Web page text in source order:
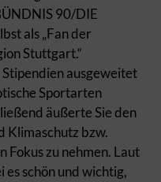
90/DIE
als „Fan der
Stuttgart.“
ausgeweitet
Sportarten
äußerte Sie den
Klimaschutz bzw.
Fokus zu nehmen. Laut
es schön und wichtig,